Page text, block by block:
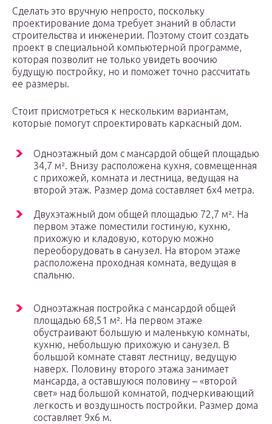
Сделать это вручную непросто, поскольку
проектирование дома требует знаний в области
строительства и инженерии. Поэтому стоит создать
проект в специальной компьютерной программе,
которая позволит не только увидеть воочию
будущую постройку, но и поможет точно рассчитать
ее размеры.
Стоит присмотреться к нескольким вариантам,
которые помогут спроектировать каркасный дом.
Одноэтажный дом с мансардой общей площадью
34,7 м². Внизу расположена кухня, совмещенная
с прихожей, комната и лестница, ведущая на
второй этаж. Размер дома составляет 6х4 метра.
Двухэтажный дом общей площадью 72,7 м². На
первом этаже поместили гостиную, кухню,
прихожую и кладовую, которую можно
переоборудовать в санузел. На втором этаже
расположена проходная комната, ведущая в
спальню.
Одноэтажная постройка с мансардой общей
площадью 68,51 м². На первом этаже
обустраивают большую и маленькую комнаты,
кухню, небольшую прихожую и санузел. В
большой комнате ставят лестницу, ведущую
наверх. Половину второго этажа занимает
мансарда, а оставшуюся половину – «второй
свет» над большой комнатой, подчеркивающий
легкость и воздушность постройки. Размер дома
составляет 9х6 м.